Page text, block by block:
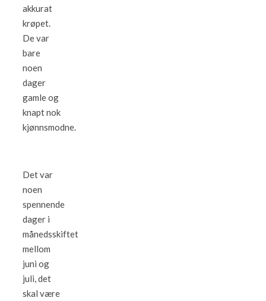
akkurat
krøpet.
De var
bare
noen
dager
gamle og
knapt nok
kjønnsmodne.
Det var
noen
spennende
dager i
månedsskiftet
mellom
juni og
juli, det
skal være